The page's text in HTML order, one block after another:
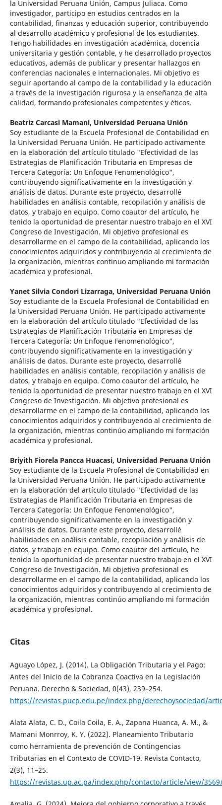
la Universidad Peruana Unión, Campus Juliaca. Como
investigador, participo en estudios centrados en la
contabilidad, finanzas y educación superior, contribuyendo
al desarrollo académico y profesional de los estudiantes.
Tengo habilidades en investigación académica, docencia
universitaria y gestión contable, y he desarrollado proyectos
educativos, además de publicar y presentar hallazgos en
conferencias nacionales e internacionales. Mi objetivo es
seguir aportando al campo de la contabilidad y la educación
a través de la investigación rigurosa y la enseñanza de alta
calidad, formando profesionales competentes y éticos.
Beatriz Carcasi Mamani, Universidad Peruana Unión
Soy estudiante de la Escuela Profesional de Contabilidad en
la Universidad Peruana Unión. He participado activamente
en la elaboración del artículo titulado "Efectividad de las
Estrategias de Planificación Tributaria en Empresas de
Tercera Categoría: Un Enfoque Fenomenológico",
contribuyendo significativamente en la investigación y
análisis de datos. Durante este proyecto, desarrollé
habilidades en análisis contable, recopilación y análisis de
datos, y trabajo en equipo. Como coautor del artículo, he
tenido la oportunidad de presentar nuestro trabajo en el XVI
Congreso de Investigación. Mi objetivo profesional es
desarrollarme en el campo de la contabilidad, aplicando los
conocimientos adquiridos y contribuyendo al crecimiento de
la organización, mientras continuo ampliando mi formación
académica y profesional.
Yanet Silvia Condori Lizarraga, Universidad Peruana Unión
Soy estudiante de la Escuela Profesional de Contabilidad en
la Universidad Peruana Unión. He participado activamente
en la elaboración del artículo titulado "Efectividad de las
Estrategias de Planificación Tributaria en Empresas de
Tercera Categoría: Un Enfoque Fenomenológico",
contribuyendo significativamente en la investigación y
análisis de datos. Durante este proyecto, desarrollé
habilidades en análisis contable, recopilación y análisis de
datos, y trabajo en equipo. Como coautor del artículo, he
tenido la oportunidad de presentar nuestro trabajo en el XVI
Congreso de Investigación. Mi objetivo profesional es
desarrollarme en el campo de la contabilidad, aplicando los
conocimientos adquiridos y contribuyendo al crecimiento de
la organización, mientras continúo ampliando mi formación
académica y profesional.
Briyith Fiorela Pancca Huacasi, Universidad Peruana Unión
Soy estudiante de la Escuela Profesional de Contabilidad en
la Universidad Peruana Unión. He participado activamente
en la elaboración del artículo titulado "Efectividad de las
Estrategias de Planificación Tributaria en Empresas de
Tercera Categoría: Un Enfoque Fenomenológico",
contribuyendo significativamente en la investigación y
análisis de datos. Durante este proyecto, desarrollé
habilidades en análisis contable, recopilación y análisis de
datos, y trabajo en equipo. Como coautor del artículo, he
tenido la oportunidad de presentar nuestro trabajo en el XVI
Congreso de Investigación. Mi objetivo profesional es
desarrollarme en el campo de la contabilidad, aplicando los
conocimientos adquiridos y contribuyendo al crecimiento de
la organización, mientras continúo ampliando mi formación
académica y profesional.
Citas
Aguayo López, J. (2014). La Obligación Tributaria y el Pago:
Antes del Inicio de la Cobranza Coactiva en la Legislación
Peruana. Derecho & Sociedad, 0(43), 239–254.
https://revistas.pucp.edu.pe/index.php/derechoysociedad/
Alata Alata, C. D., Coila Coila, E. A., Zapana Huanca, A. M., &
Mamani Monrroy, K. Y. (2022). Planeamiento Tributario
como herramienta de prevención de Contingencias
Tributarias en el Contexto de COVID-19. Revista Contacto,
2(3), 11–25.
https://revistas.up.ac.pa/index.php/contacto/article/view/